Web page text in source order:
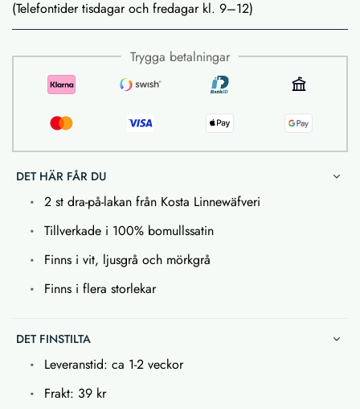
(Telefontider tisdagar och fredagar kl. 9–12)
Trygga betalningar
DET HÄR FÅR DU
2 st dra-på-lakan från Kosta Linnewäfveri
Tillverkade i 100% bomullssatin
Finns i vit, ljusgrå och mörkgrå
Finns i flera storlekar
DET FINSTILTA
Leveranstid: ca 1-2 veckor
Frakt: 39 kr